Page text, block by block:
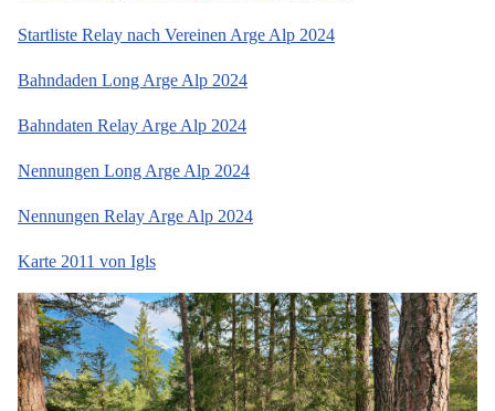
Startliste Relay nach Vereinen Arge Alp 2024
Bahndaden Long Arge Alp 2024
Bahndaten Relay Arge Alp 2024
Nennungen Long Arge Alp 2024
Nennungen Relay Arge Alp 2024
Karte 2011 von Igls